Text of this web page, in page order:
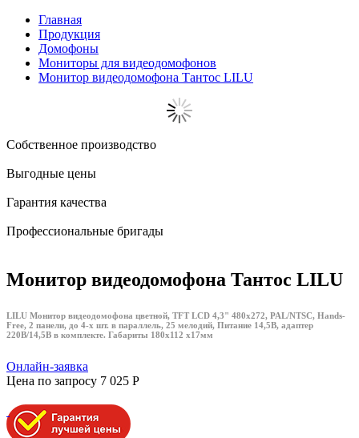
Главная
Продукция
Домофоны
Мониторы для видеодомофонов
Монитор видеодомофона Тантос LILU
Собственное производство
Выгодные цены
Гарантия качества
Профессиональные бригады
Монитор видеодомофона Тантос LILU
LILU Монитор видеодомофона цветной, TFT LCD 4,3" 480x272, PAL/NTSC, Hands-
Free, 2 панели, до 4-х шт. в параллель, 25 мелодий, Питание 14,5В, адаптер
220В/14,5В в комплекте. Габариты 180х112 х17мм
Онлайн-заявка
Цена по запросу 7 025 P